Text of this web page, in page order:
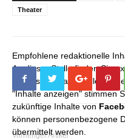
Theater
Empfohlene redaktionelle
An dieser Stelle finden Sie
die unser redaktionelles
"Inhalte anzeigen" stimmen
zukünftige Inhalte von
können personenbezogene
übermittelt werden.
Vorheriger Artikel